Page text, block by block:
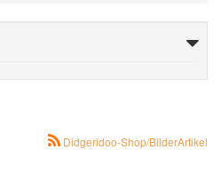
Didgeridoo-Shop/BilderArtikel